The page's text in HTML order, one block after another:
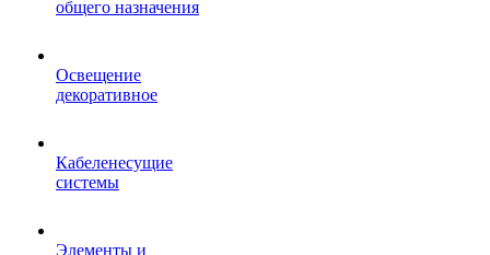
общего назначения
Освещение
декоративное
Кабеленесущие
системы
Элементы и